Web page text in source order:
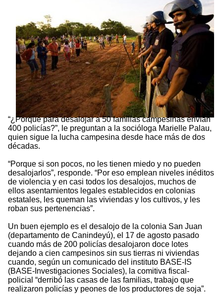
“¿Porqué para desalojar a 50 familias campesinas envían
400 policías?”, le preguntan a la socióloga Marielle Palau,
quien sigue la lucha campesina desde hace más de dos
décadas.
“Porque si son pocos, no les tienen miedo y no pueden
desalojarlos”, responde. “Por eso emplean niveles inéditos
de violencia y en casi todos los desalojos, muchos de
ellos asentamientos legales establecidos en colonias
estatales, les queman las viviendas y los cultivos, y les
roban sus pertenencias”.
Un buen ejemplo es el desalojo de la colonia San Juan
(departamento de Canindeyú), el 17 de agosto pasado
cuando más de 200 policías desalojaron doce lotes
dejando a cien campesinos sin sus tierras ni viviendas
cuando, según un comunicado del instituto BASE-IS
(BASE-Investigaciones Sociales), la comitiva fiscal-
policial “derribó las casas de las familias, trabajo que
realizaron policías y peones de los productores de soja”.